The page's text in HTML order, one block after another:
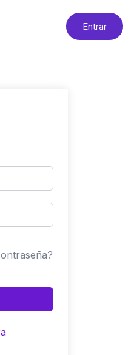
Entrar